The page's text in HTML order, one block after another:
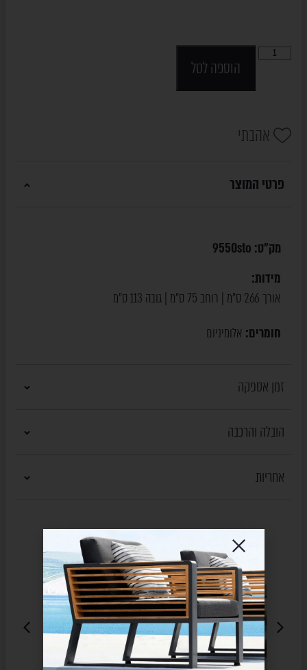
הוספה לסל
אהבתי
פרטי המוצר
מק"ט: 9550sto
מידות:
אורך 266 ס"מ | רוחב 75 ס"מ | גובה 113 ס"מ
חומרים: אלומיניום
זמן אספקה
הובלה והרכבה
אחריות
מוצרים נוספים שעשויים לעניין אותך